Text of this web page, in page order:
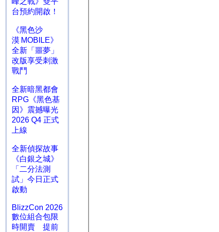
台預約開啟！
《黑色沙
漠 MOBILE》
全新「噩夢」
改版享受刺激
戰鬥
全新暗黑都會
RPG《黑色基
因》震撼曝光
2026 Q4 正式
上線
全新偵探故事
《白銀之城》
「二分法測
試」今日正式
啟動
BlizzCon 2026
數位組合包限
時開賣 提前